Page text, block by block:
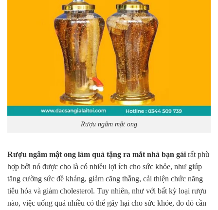
Rượu ngâm mật ong
Rượu ngâm mật ong làm quà tặng ra mắt nhà bạn gái rất phù
hợp bởi nó được cho là có nhiều lợi ích cho sức khỏe, như giúp
tăng cường sức đề kháng, giảm căng thẳng, cải thiện chức năng
tiêu hóa và giảm cholesterol. Tuy nhiên, như với bất kỳ loại rượu
nào, việc uống quá nhiều có thể gây hại cho sức khỏe, do đó cần